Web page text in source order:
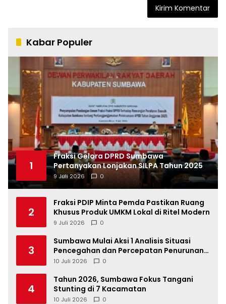
Kabar Populer
1
Fraksi Gelora DPRD Sumbawa
Pertanyakan Lonjakan SILPA Tahun 2025
9 Juli 2026 0
2
Fraksi PDIP Minta Pemda Pastikan Ruang
Khusus Produk UMKM Lokal di Ritel Modern
9 Juli 2026 0
3
Sumbawa Mulai Aksi 1 Analisis Situasi
Pencegahan dan Percepatan Penurunan
Stunting Tahun 2026
10 Juli 2026 0
4
Tahun 2026, Sumbawa Fokus Tangani
Stunting di 7 Kacamatan
10 Juli 2026 0